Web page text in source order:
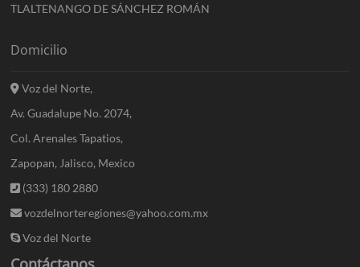
TLALTENANGO DE SÁNCHEZ ROMÁN
Domicilio
Voz del Norte,
Av. Guadalupe No. 2074,
Col. Arenales Tapatios,
Zapopan, Jalisco, Mexico
(333) 180 2880
vozdelnorteregiones@yahoo.com.mx
Voz del Norte